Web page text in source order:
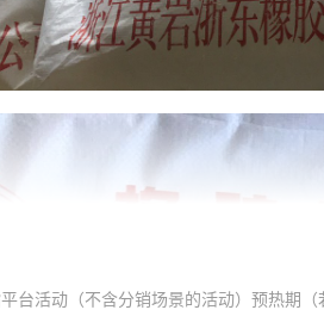
平台活动（不含分销场景的活动）预热期